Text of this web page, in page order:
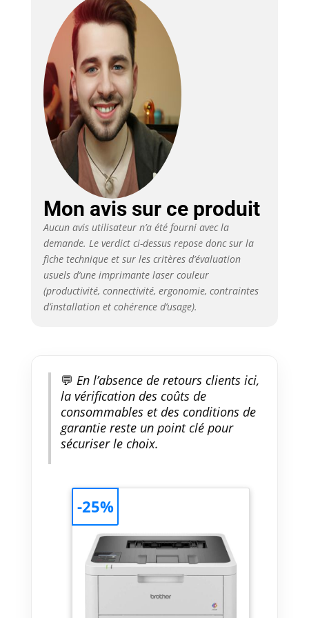
avec l'imprimante pour 1 000
pages en noir et 1 000 pages en
couleur Options de toners
disponibles: Capacité standard
de 1 000 pages et haute
capacité de 2 300 pages en
couleur et 3 000 pages en noir
Mon avis sur ce produit
Aucun avis utilisateur n’a été fourni avec la
demande. Le verdict ci-dessus repose donc sur la
fiche technique et sur les critères d’évaluation
usuels d’une imprimante laser couleur
(productivité, connectivité, ergonomie, contraintes
d’installation et cohérence d’usage).
💬 En l’absence de retours clients ici,
la vérification des coûts de
consommables et des conditions de
garantie reste un point clé pour
sécuriser le choix.
-25%